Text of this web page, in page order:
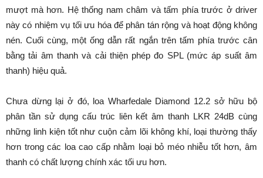
mượt mà hơn. Hệ thống nam châm và tấm phía trước ở driver
này có nhiệm vụ tối ưu hóa để phân tán rộng và hoạt động không
nén. Cuối cùng, một ống dẫn rất ngắn trên tấm phía trước cân
bằng tải âm thanh và cải thiện phép đo SPL (mức áp suất âm
thanh) hiệu quả.
Chưa dừng lại ở đó, loa Wharfedale Diamond 12.2 sở hữu bộ
phân tần sử dụng cấu trúc liên kết âm thanh LKR 24dB cùng
những linh kiện tốt như cuộn cảm lõi không khí, loại thường thấy
hơn trong các loa cao cấp nhằm loại bỏ méo nhiễu tốt hơn, âm
thanh có chất lượng chính xác tối ưu hơn.